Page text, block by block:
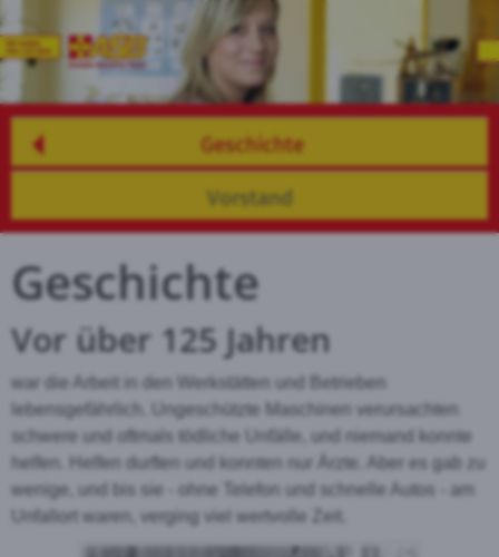
Geschichte
Vorstand
Geschichte
Vor über 125 Jahren
war die Arbeit in den Werkstätten und Betrieben
lebensgefährlich. Ungeschützte Maschinen verursachten
schwere und oftmals tödliche Unfälle, und niemand konnte
helfen. Helfen durften und konnten nur Ärzte. Aber es gab zu
wenige, und bis sie - ohne Telefon und schnelle Autos - am
Unfallort waren, verging viel wertvolle Zeit.